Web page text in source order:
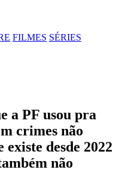
FILMES SÉRIES
a PF usou pra
crimes não
desde 2022
não